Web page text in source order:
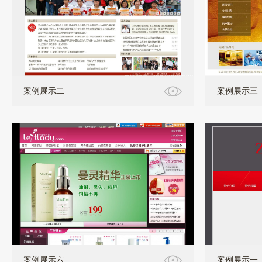
案例展示二 案例展示三
案例展示六 案例展示一